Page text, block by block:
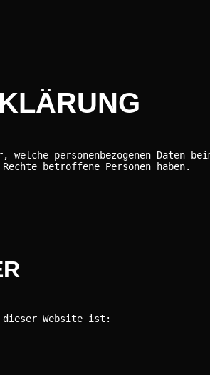
personenbezogenen Daten
betroffene Personen haben.
Website ist: